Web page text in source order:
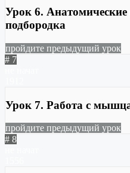
Урок 6.
подбородка
пройдите предыдущий урок
# 7
Урок 7. Работа с
пройдите предыдущий урок
# 8